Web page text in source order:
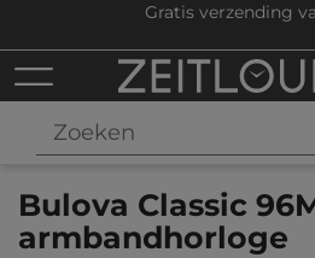
Gratis verzending
Bulova Classic
armbandhorloge